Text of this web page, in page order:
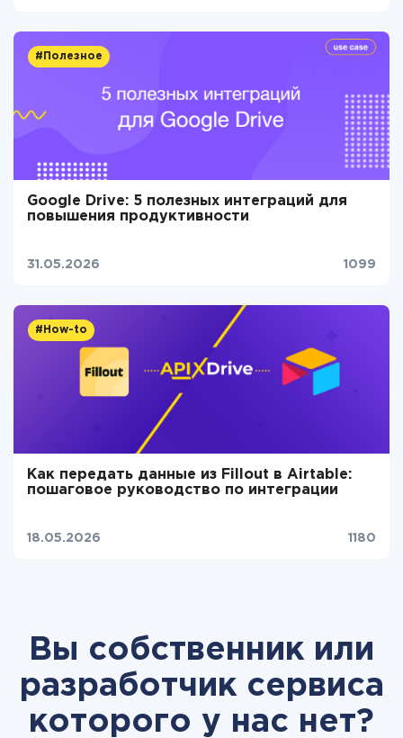
#Полезное
Google Drive: 5 полезных интеграций для
повышения продуктивности
31.05.2026 1099
#How-to
Как передать данные из Fillout в Airtable:
пошаговое руководство по интеграции
18.05.2026 1180
Вы собственник или
разработчик сервиса
которого у нас нет?